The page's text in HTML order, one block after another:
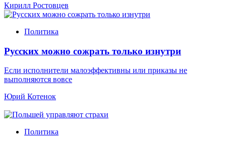
Кирилл Ростовцев
Политика
Русских можно сожрать только изнутри
Если исполнители малоэффективны или приказы не
выполняются вовсе
Юрий Котенок
Политика